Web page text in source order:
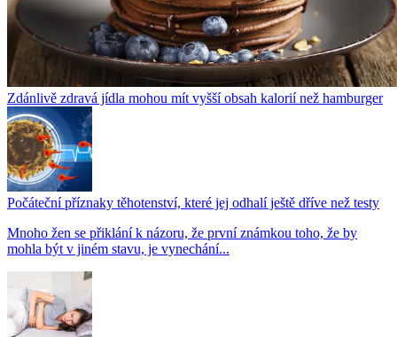
Zdánlivě zdravá jídla mohou mít vyšší obsah kalorií než hamburger
Počáteční příznaky těhotenství, které jej odhalí ještě dříve než testy
Mnoho žen se přiklání k názoru, že první známkou toho, že by
mohla být v jiném stavu, je vynechání...